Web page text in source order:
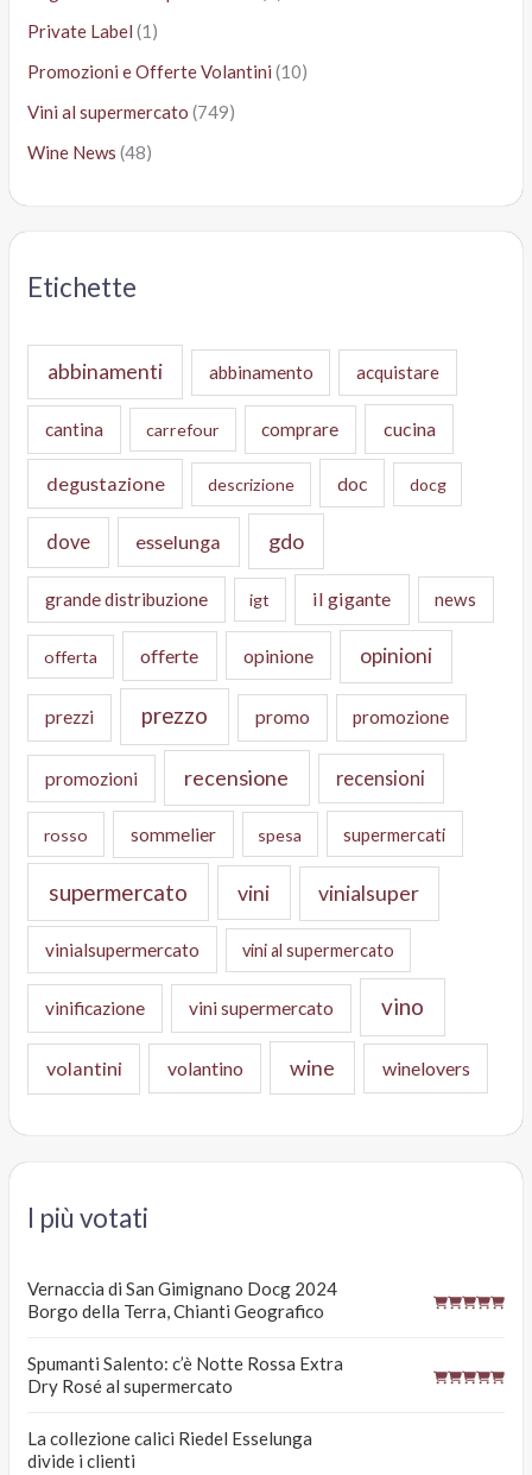
Private Label (1)
Promozioni e Offerte Volantini (10)
Vini al supermercato (749)
Wine News (48)
Etichette
abbinamenti abbinamento acquistare
cantina carrefour comprare cucina
degustazione descrizione doc docg
dove esselunga gdo
grande distribuzione igt il gigante news
offerta offerte opinione opinioni
prezzi prezzo promo promozione
promozioni recensione recensioni
rosso sommelier spesa supermercati
supermercato vini vinialsuper
vinialsupermercato vini al supermercato
vinificazione vini supermercato vino
volantini volantino wine winelovers
I più votati
Vernaccia di San Gimignano Docg 2024
Borgo della Terra, Chianti Geografico
Spumanti Salento: c’è Notte Rossa Extra
Dry Rosé al supermercato
La collezione calici Riedel Esselunga
divide i clienti